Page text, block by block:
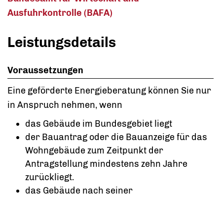
Ausfuhrkontrolle (BAFA)
Leistungsdetails
Voraussetzungen
Eine geförderte Energieberatung können Sie nur
in Anspruch nehmen, wenn
das Gebäude im Bundesgebiet liegt
der Bauantrag oder die Bauanzeige für das
Wohngebäude zum Zeitpunkt der
Antragstellung mindestens zehn Jahre
zurückliegt.
das Gebäude nach seiner